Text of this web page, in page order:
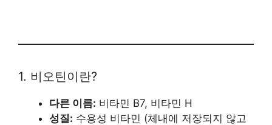
1. 비오틴이란?
다른 이름: 비타민 B7, 비타민 H
성질: 수용성 비타민 (체내에 저장되지 않고